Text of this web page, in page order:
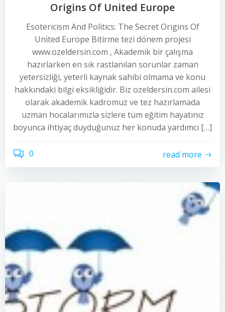
Origins Of United Europe
Esotericism And Politics: The Secret Origins Of
United Europe Bitirme tezi dönem projesi
www.ozeldersin.com , Akademik bir çalışma
hazırlarken en sık rastlanılan sorunlar zaman
yetersizliği, yeterli kaynak sahibi olmama ve konu
hakkındaki bilgi eksikliğidir. Biz ozeldersin.com ailesi
olarak akademik kadromuz ve tez hazırlamada
uzman hocalarımızla sizlere tüm eğitim hayatınız
boyunca ihtiyaç duyduğunuz her konuda yardımcı […]
0 read more